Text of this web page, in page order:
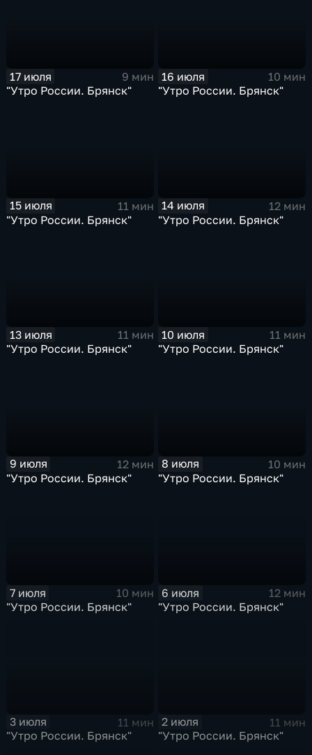
17 июля
9 мин
"Утро России. Брянск"
16 июля
10 мин
"Утро России. Брянск"
15 июля
11 мин
"Утро России. Брянск"
14 июля
12 мин
"Утро России. Брянск"
13 июля
11 мин
"Утро России. Брянск"
10 июля
11 мин
"Утро России. Брянск"
9 июля
12 мин
"Утро России. Брянск"
8 июля
10 мин
"Утро России. Брянск"
7 июля
10 мин
"Утро России. Брянск"
6 июля
12 мин
"Утро России. Брянск"
3 июля
11 мин
"Утро России. Брянск"
2 июля
11 мин
"Утро России. Брянск"